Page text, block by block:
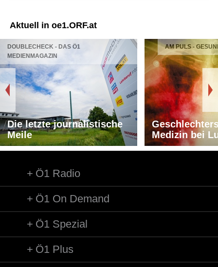
Aktuell in oe1.ORF.at
DOUBLECHECK - DAS Ö1
MEDIENMAGAZIN
Die letzte journalistische
Meile
AM PULS -
Medizin bei
Ö1 Radio
Ö1 On Demand
Ö1 Spezial
Ö1 Plus